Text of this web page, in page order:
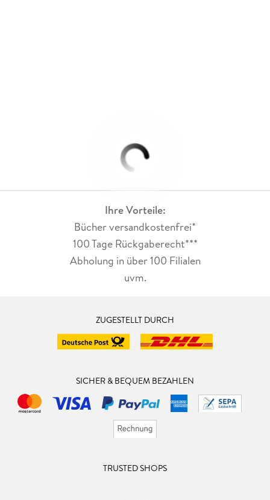
Ihre Vorteile:
Bücher versandkostenfrei*
100 Tage Rückgaberecht***
Abholung in über 100 Filialen
uvm.
ZUGESTELLT DURCH
SICHER & BEQUEM BEZAHLEN
TRUSTED SHOPS